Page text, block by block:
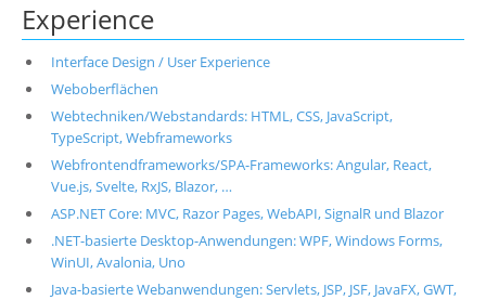
Experience
Interface Design / User Experience
Weboberflächen
Webtechniken/Webstandards: HTML, CSS, JavaScript,
TypeScript, Webframeworks
Webfrontendframeworks/SPA-Frameworks: Angular, React,
Vue.js, Svelte, RxJS, Blazor, …
ASP.NET Core: MVC, Razor Pages, WebAPI, SignalR und Blazor
.NET-basierte Desktop-Anwendungen: WPF, Windows Forms,
WinUI, Avalonia, Uno
Java-basierte Webanwendungen: Servlets, JSP, JSF, JavaFX, GWT,